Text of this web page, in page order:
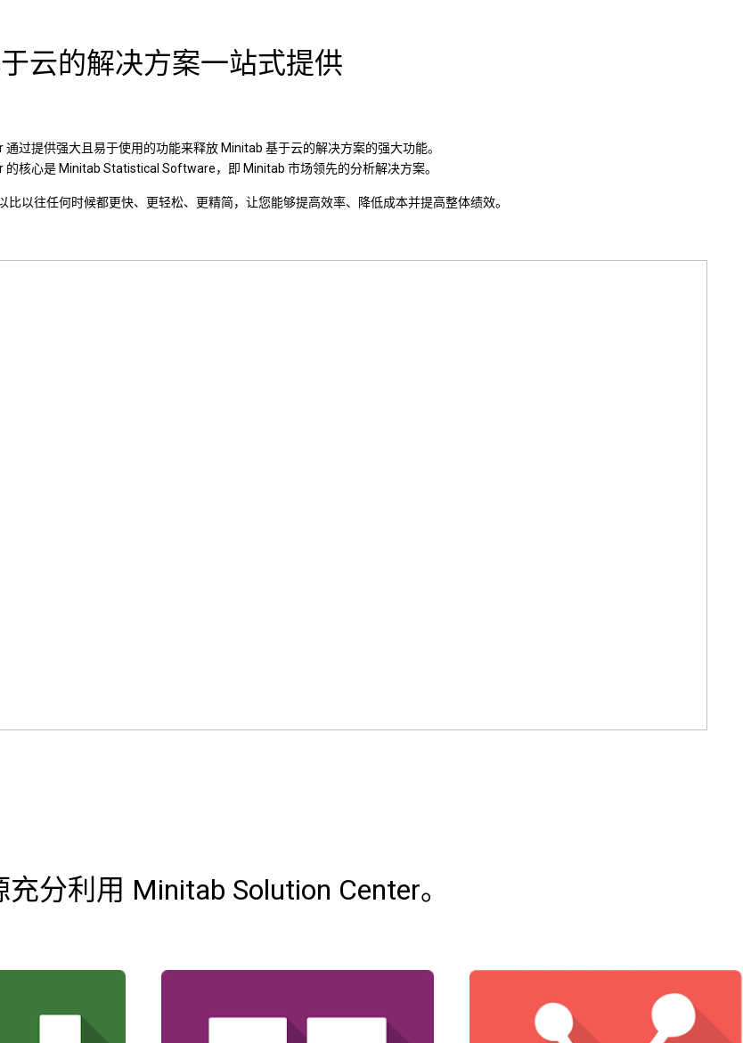
云的解决方案一站式提供
过提供强大且易于使用的功能来释放 Minitab 基于云的解决方案的强大功能。
的核心是 Minitab Statistical Software，即 Minitab 市场领先的分析解决方案。
比以往任何时候都更快、更轻松、更精简，让您能够提高效率、降低成本并提高整体绩效。
分利用 Minitab Solution Center。